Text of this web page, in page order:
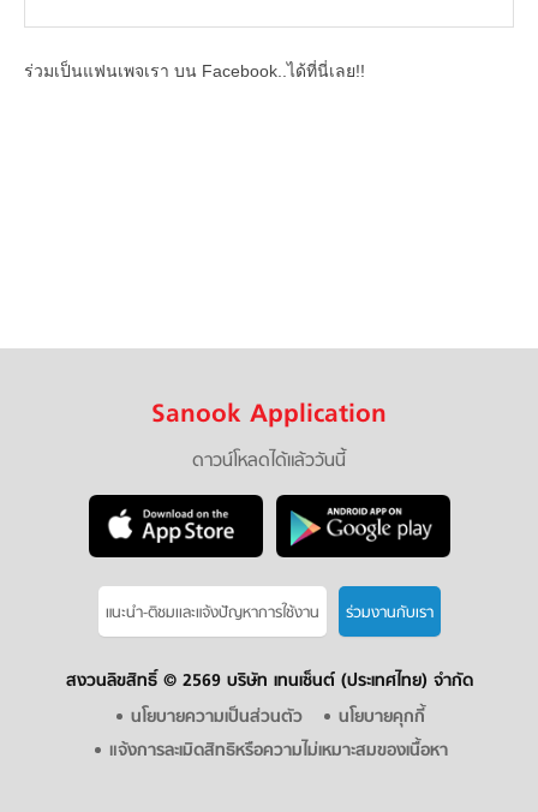
ร่วมเป็นแฟนเพจเรา บน Facebook..ได้ที่นี่เลย!!
Sanook Application
ดาวน์โหลดได้แล้ววันนี้
แนะนำ-ติชมเเละแจ้งปัญหาการใช้งาน ร่วมงานกับเรา
สงวนลิขสิทธิ์ © 2569 บริษัท เทนเซ็นต์ (ประเทศไทย) จำกัด
นโยบายความเป็นส่วนตัว
นโยบายคุกกี้
แจ้งการละเมิดสิทธิหรือความไม่เหมาะสมของเนื้อหา